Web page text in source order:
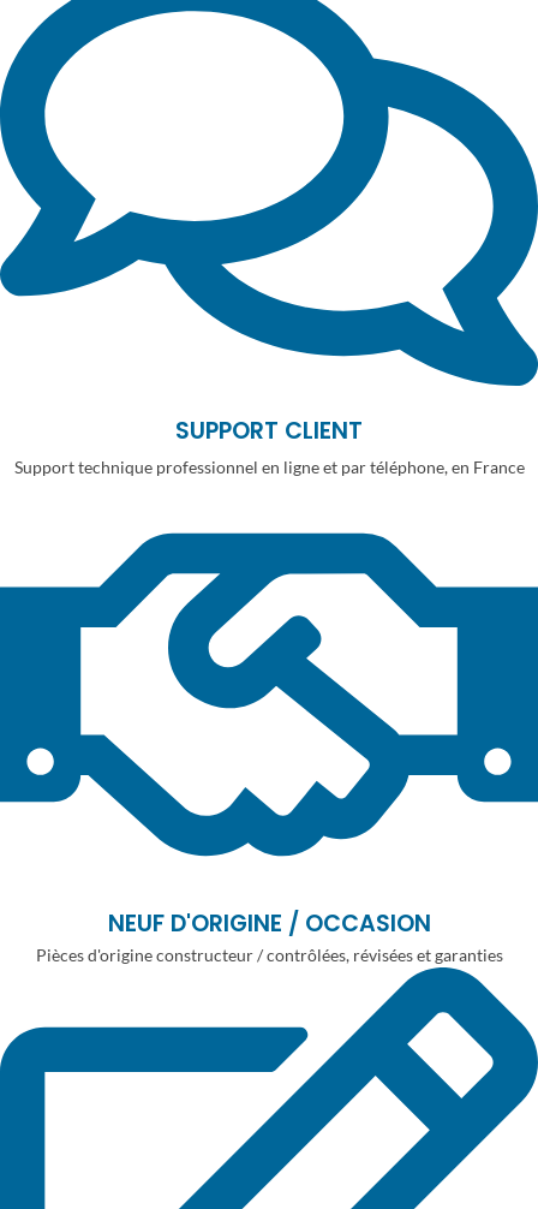
SUPPORT CLIENT
Support technique professionnel en ligne et par téléphone, en France
NEUF D'ORIGINE / OCCASION
Pièces d'origine constructeur / contrôlées, révisées et garanties